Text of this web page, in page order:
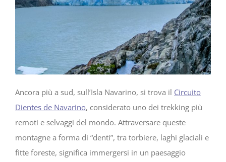
Ancora più a sud, sull’Isla Navarino, si trova il Circuito
Dientes de Navarino, considerato uno dei trekking più
remoti e selvaggi del mondo. Attraversare queste
montagne a forma di “denti”, tra torbiere, laghi glaciali e
fitte foreste, significa immergersi in un paesaggio